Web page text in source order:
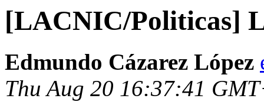
[LACNIC/Politicas]
Edmundo Cázarez López
Thu Aug 20 16:37:41